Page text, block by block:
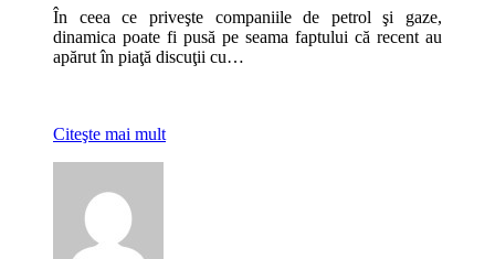
În ceea ce priveşte companiile de petrol şi gaze,
dinamica poate fi pusă pe seama faptului că recent au
apărut în piaţă discuţii cu…
Citeşte mai mult